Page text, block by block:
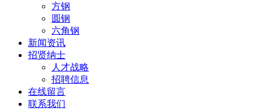
方钢
圆钢
六角钢
新闻资讯
招贤纳士
人才战略
招聘信息
在线留言
联系我们